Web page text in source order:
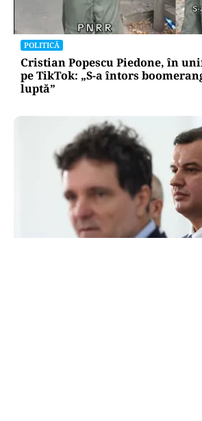
POLITICĂ
Cristian Popescu Piedone, în
pe TikTok: „S-a întors
luptă”